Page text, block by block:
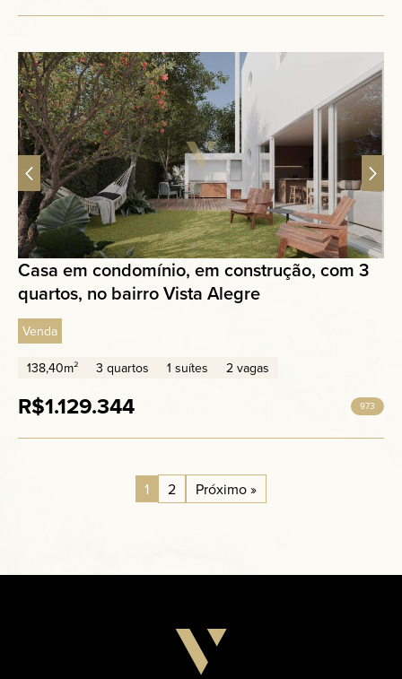
Casa em condomínio, em construção, com 3
quartos, no bairro Vista Alegre
Venda
138,40m² 3 quartos 1 suítes 2 vagas
R$1.129.344 973
1 2 Próximo »